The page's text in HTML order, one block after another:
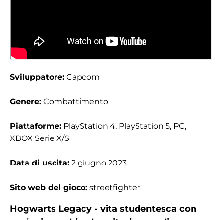
Sviluppatore: Capcom
Genere: Combattimento
Piattaforme: PlayStation 4, PlayStation 5, PC,
XBOX Serie X/S
Data di uscita: 2 giugno 2023
Sito web del gioco: streetfighter
Hogwarts Legacy - vita studentesca con